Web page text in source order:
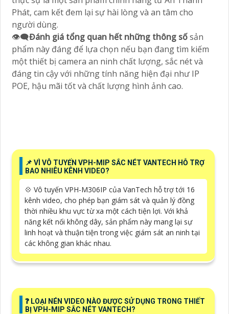
Phát, cam kết đem lại sự hài lòng và an tâm cho
người dùng.
👁️‍🗨Đánh giá tổng quan hết những thông sốsản
phẩm này đáng để lựa chọn nếu bạn đang tìm kiếm
một thiết bị camera an ninh chất lượng, sắc nét và
đáng tin cậy với những tính năng hiện đại như IP
POE, hậu mãi tốt và chất lượng hình ảnh cao.
📌 VÌ VÔ TUYẾN VPH-MIP SẮC NÉT VANTECH HỖ TRỢ
BAO NHIÊU KÊNH VIDEO?
💠 Vô tuyến VPH-M306IP của VanTech hỗ trợ tới 16
kênh video, cho phép bạn giám sát và quản lý đồng
thời nhiều khu vực từ xa một cách tiện lợi. Với khả
năng kết nối không dây, sản phẩm này mang lại sự
linh hoạt và thuận tiện trong việc giám sát an ninh tại
các không gian khác nhau.
️❓ LOẠI NÉN VIDEO NÀO ĐƯỢC SỬ DỤNG TRONG THIẾT
BỊ VPH-MIP SẮC NÉT VANTECH?